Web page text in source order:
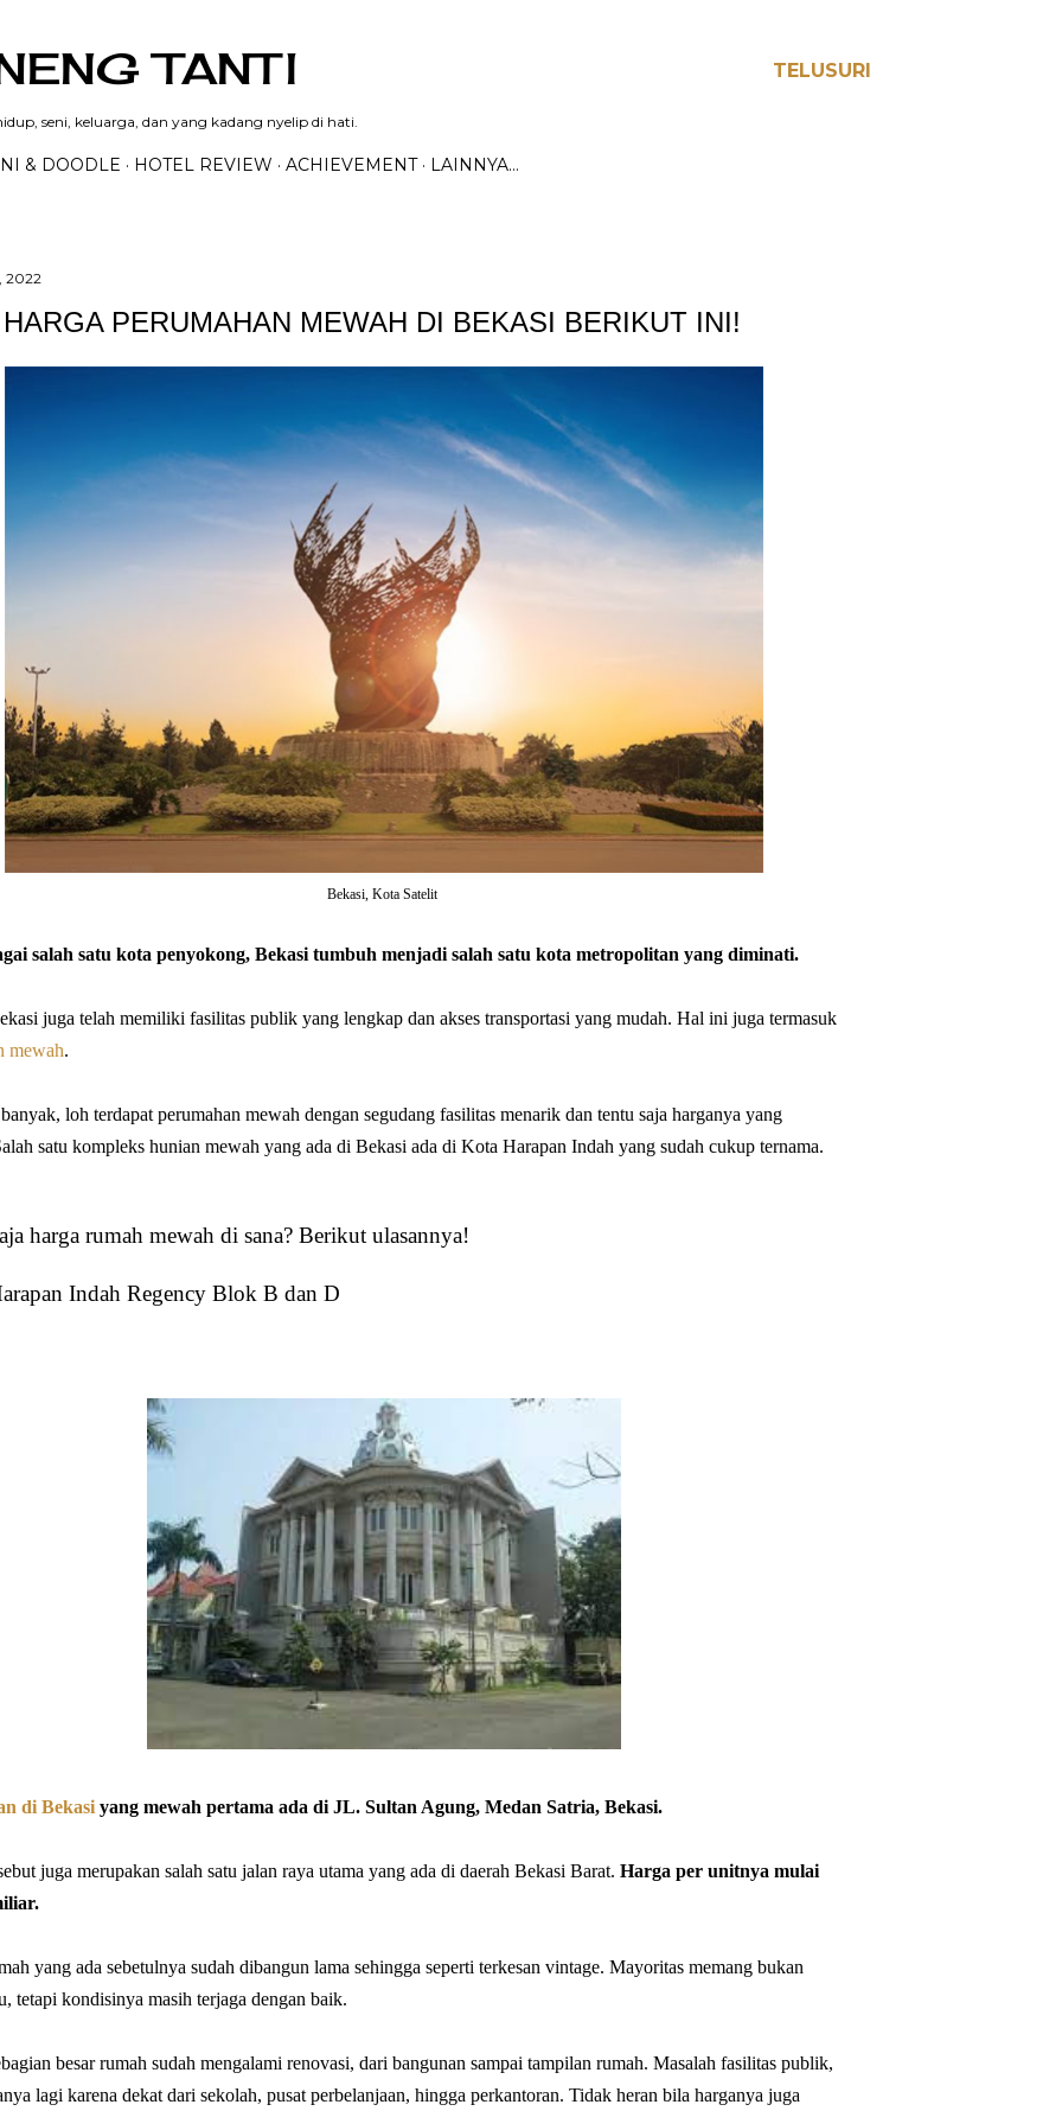
TELUSURI
TANTI
seni, keluarga, dan yang kadang nyelip di hati.
& DOODLE HOTEL REVIEW ACHIEVEMENT LAINNYA…
2022
PERUMAHAN MEWAH DI BEKASI BERIKUT INI!
Bekasi, Kota Satelit
salah satu kota penyokong, Bekasi tumbuh menjadi salah satu kota metropolitan yang diminati.
juga telah memiliki fasilitas publik yang lengkap dan akses transportasi yang mudah. Hal ini juga termasuk
mewah.
loh terdapat perumahan mewah dengan segudang fasilitas menarik dan tentu saja harganya yang
satu kompleks hunian mewah yang ada di Bekasi ada di Kota Harapan Indah yang sudah cukup ternama.
harga rumah mewah di sana? Berikut ulasannya!
Indah Regency Blok B dan D
di Bekasiyang mewah pertama ada di JL. Sultan Agung, Medan Satria, Bekasi.
juga merupakan salah satu jalan raya utama yang ada di daerah Bekasi Barat. Harga per unitnya mulai
yang ada sebetulnya sudah dibangun lama sehingga seperti terkesan vintage. Mayoritas memang bukan
tetapi kondisinya masih terjaga dengan baik.
besar rumah sudah mengalami renovasi, dari bangunan sampai tampilan rumah. Masalah fasilitas publik,
lagi karena dekat dari sekolah, pusat perbelanjaan, hingga perkantoran. Tidak heran bila harganya juga